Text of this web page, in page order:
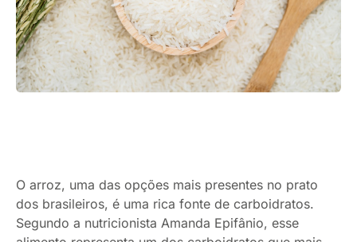
O arroz, uma das opções mais presentes no prato
dos brasileiros, é uma rica fonte de carboidratos.
Segundo a nutricionista Amanda Epifânio, esse